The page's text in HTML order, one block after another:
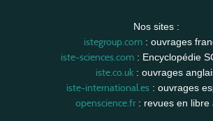
Nos sites :
istegroup.com: ouvrages
iste-sciences.com: Encyclopédie
iste.co.uk : ouvrages
iste-international.es: ouvrages
openscience.fr: revues en libre